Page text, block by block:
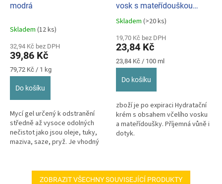
modrá
Skladem (12 ks)
32,94 Kč bez DPH
39,86 Kč
Měrná
cena:
79,72 Kč / 1 kg
Do košíku
Mycí gel určený k odstranění
středně až vysoce odolných
nečistot jako jsou oleje, tuky,
maziva, saze, pryž. Je vhodný
vosk s mateřídouškou
100ml
Průměrné
produktu
je
5,0
z
Skladem (>20 ks)
19,70 Kč bez DPH
23,84 Kč
Měrná
cena:
23,84 Kč / 100 ml
Do košíku
zboží je po expiraci Hydratační
krém s obsahem včelího vosku
a mateřídoušky. Příjemná vůně i
dotyk.
ZOBRAZIT VŠECHNY SOUVISEJÍCÍ PRODUKTY